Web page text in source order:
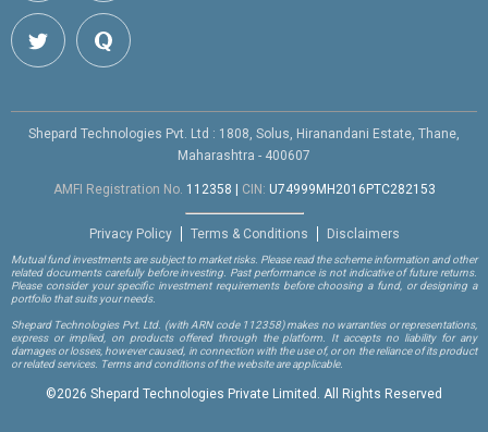
Shepard Technologies Pvt. Ltd : 1808, Solus, Hiranandani Estate, Thane,
Maharashtra - 400607
AMFI Registration No. 112358 | CIN: U74999MH2016PTC282153
Privacy Policy Terms & Conditions Disclaimers
Mutual fund investments are subject to market risks. Please read the scheme information and other
related documents carefully before investing. Past performance is not indicative of future returns.
Please consider your specific investment requirements before choosing a fund, or designing a
portfolio that suits your needs.
Shepard Technologies Pvt. Ltd. (with ARN code 112358)makes no warranties or representations,
express or implied, on products offered through the platform. It accepts no liability for any
damages or losses, however caused, in connection with the use of, or on the reliance of its product
or related services. Terms and conditions of the website are applicable.
©2026 Shepard Technologies Private Limited. All Rights Reserved